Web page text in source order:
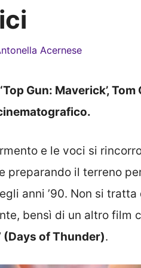
Acernese
Gun: Maverick’,
e le voci si
preparando il terreno
anni ’90. Non si tratta
bensì di un altro film
(Days of Thunder).